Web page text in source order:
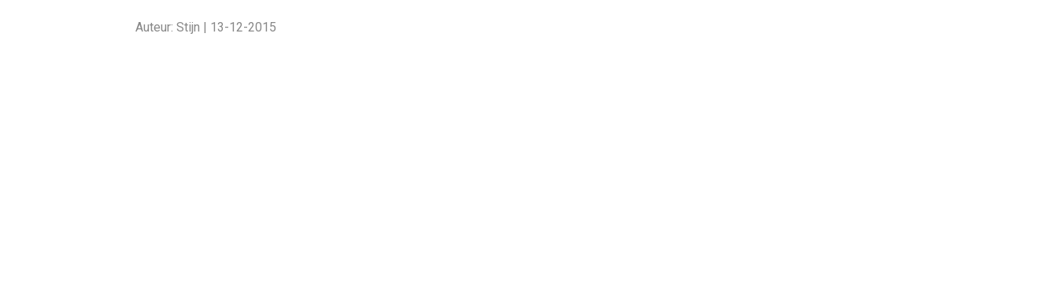
Auteur: Stijn | 13-12-2015